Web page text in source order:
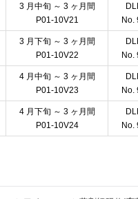
3 月中旬 ～ 3 ヶ月間
P01-10V21
No.
3 月下旬 ～ 3 ヶ月間
P01-10V22
No.
4 月中旬 ～ 3 ヶ月間
P01-10V23
No.
4 月下旬 ～ 3 ヶ月間
P01-10V24
No.